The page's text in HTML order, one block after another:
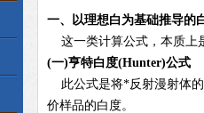
一、以理想白为基础推导的
这一类计算公式，本质上
(一)亨特白度(Hunter)公式
此公式是将*反射漫射体的
价样品的白度。